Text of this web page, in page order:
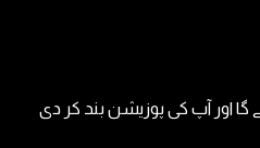
گا اور آپ کی پوزیشن بند کر دی